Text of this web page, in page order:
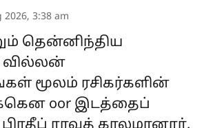
2026, 3:38 am
தென்னிந்திய
வில்லன்
மூலம் ரசிகர்களின்
oor இடத்தைப்